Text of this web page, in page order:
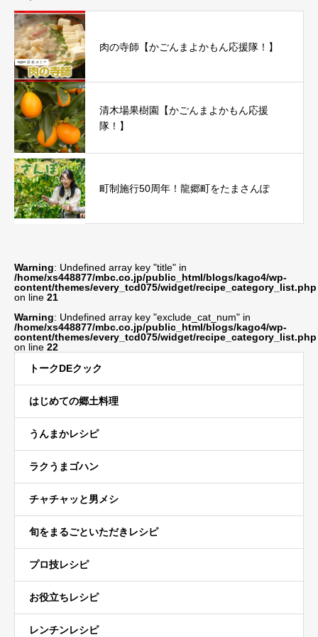
肉の寺師【かごんまよかもん応援隊！】
清木場果樹園【かごんまよかもん応援
隊！】
町制施行50周年！龍郷町をたまさんぽ
Warning: Undefined array key "title" in
/home/xs448877/mbc.co.jp/public_html/blogs/kago4/wp-
content/themes/every_tcd075/widget/recipe_category_list.php
on line 21
Warning: Undefined array key "exclude_cat_num" in
/home/xs448877/mbc.co.jp/public_html/blogs/kago4/wp-
content/themes/every_tcd075/widget/recipe_category_list.php
on line 22
トークDEクック
はじめての郷土料理
うんまかレシピ
ラクうまゴハン
チャチャッと男メシ
旬をまるごといただきレシピ
プロ技レシピ
お役立ちレシピ
レンチンレシピ